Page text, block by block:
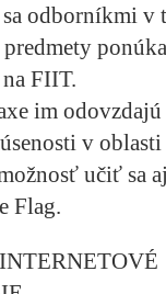
odborníkmi v
FIIT.
im
v
učiť sa
Flag.